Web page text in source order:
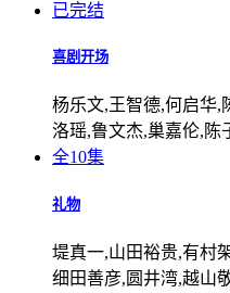
已完结
喜剧开场
杨乐文,王智德,何启华,
洛瑶,鲁文杰,巢嘉伦,陈
全10集
礼物
堤真一,山田裕贵,有村
细田善彦,圆井湾,越山